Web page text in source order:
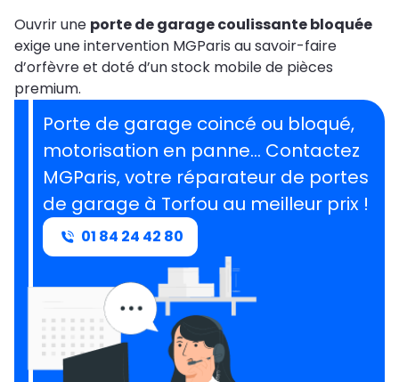
Ouvrir une porte de garage coulissante bloquée
exige une intervention MGParis au savoir-faire
d’orfèvre et doté d’un stock mobile de pièces
premium.
Porte de garage coincé ou bloqué,
motorisation en panne… Contactez
MGParis, votre réparateur de portes
de garage à Torfou au meilleur prix !
01 84 24 42 80